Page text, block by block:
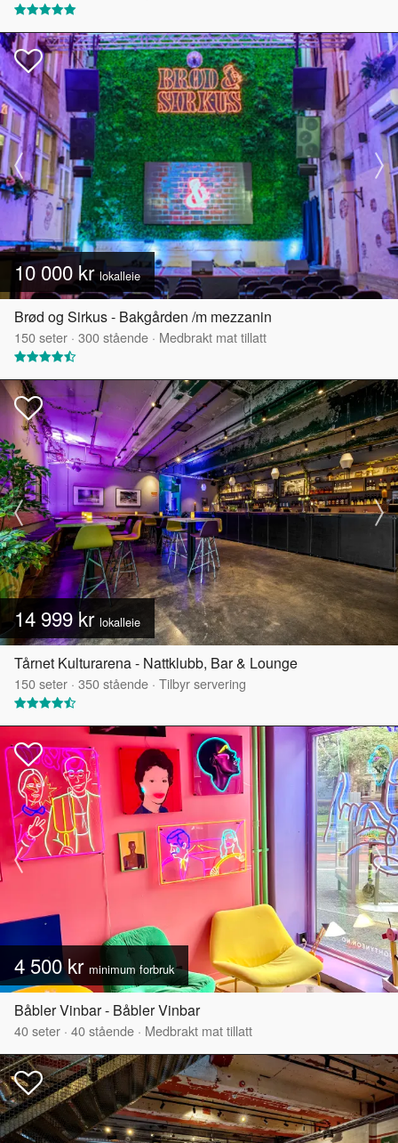
10 000 kr lokalleie
Brød og Sirkus - Bakgården /m mezzanin
150seter · 300stående · Medbrakt mat tillatt
14 999 kr lokalleie
Tårnet Kulturarena - Nattklubb, Bar & Lounge
150seter · 350stående · Tilbyr servering
4 500 kr minimum forbruk
Båbler Vinbar - Båbler Vinbar
40seter · 40stående · Medbrakt mat tillatt